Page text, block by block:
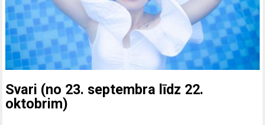
Svari (no 23. septembra līdz 22.
oktobrim)